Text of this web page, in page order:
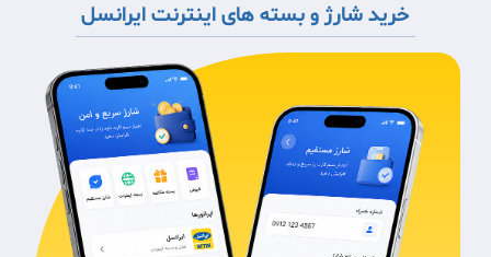
خرید شارژ و بسته های اینترنت ایرانسل